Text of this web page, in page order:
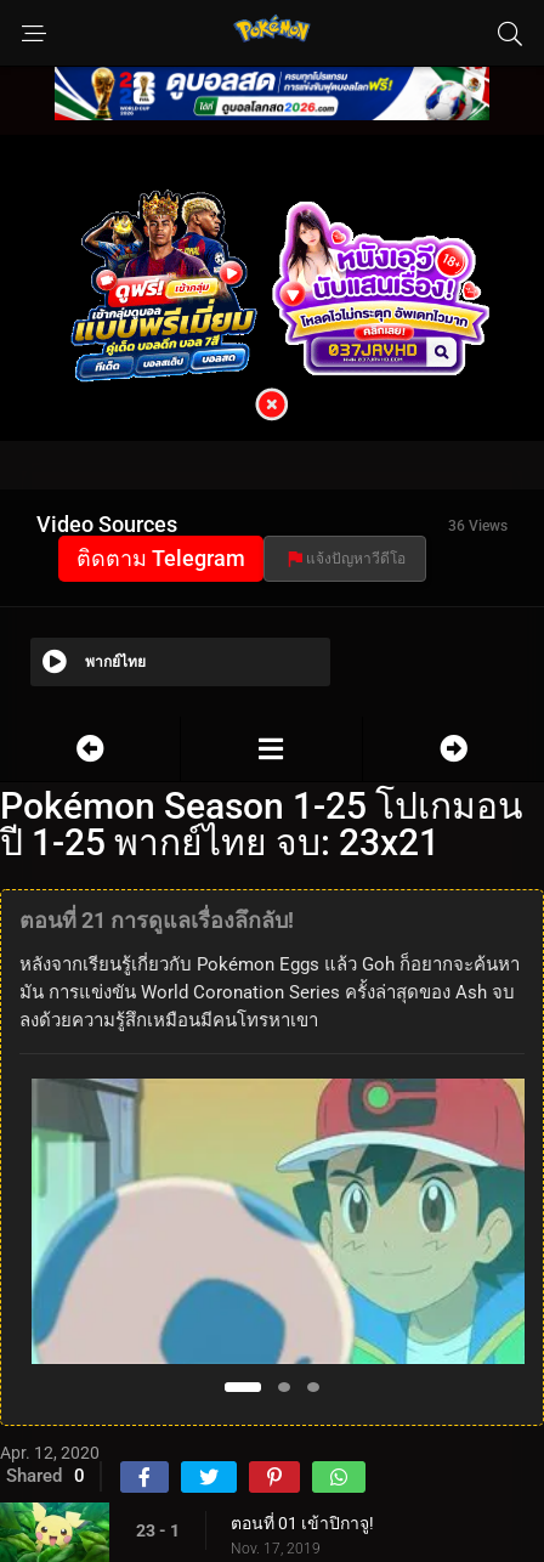
Video Sources 36 Views
ติดตาม Telegram แจ้งปัญหาวีดีโอ
พากย์ไทย
Pokémon Season 1-25 โปเกมอน
ปี 1-25 พากย์ไทย จบ: 23x21
ตอนที่ 21 การดูแลเรื่องลึกลับ!
หลังจากเรียนรู้เกี่ยวกับ Pokémon Eggs แล้ว Goh ก็อยากจะค้นหา
มัน การแข่งขัน World Coronation Series ครั้งล่าสุดของ Ash จบ
ลงด้วยความรู้สึกเหมือนมีคนโทรหาเขา
Apr. 12, 2020
Shared 0
23 - 1 ตอนที่ 01 เข้าปิกาจู!
Nov. 17, 2019